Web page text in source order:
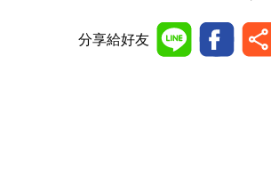
分享給好友